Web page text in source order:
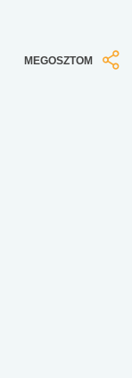
MEGOSZTOM